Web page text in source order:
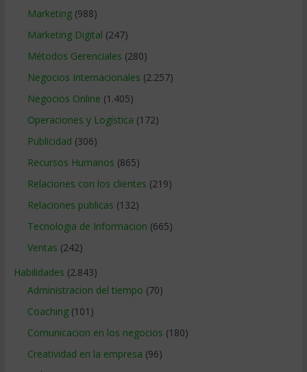
Marketing(988)
Marketing Digital (247)
Métodos Gerenciales (280)
Negocios Internacionales (2.257)
Negocios Online (1.405)
Operaciones y Logística (172)
Publicidad (306)
Recursos Humanos (865)
Relaciones con los clientes (219)
Relaciones publicas (132)
Tecnologia de Informacion (665)
Ventas (242)
Habilidades (2.843)
Administracion del tiempo (70)
Coaching(101)
Comunicacion en los negocios (180)
Creatividad en la empresa (96)